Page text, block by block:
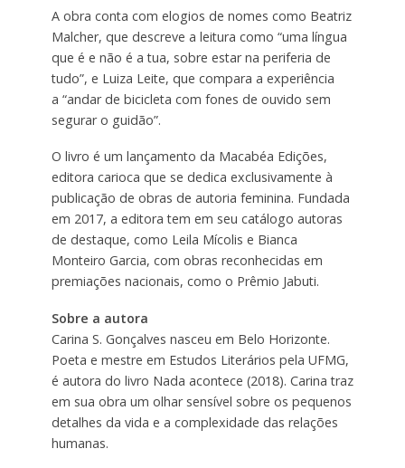
A obra conta com elogios de nomes como Beatriz
Malcher, que descreve a leitura como “uma língua
que é e não é a tua, sobre estar na periferia de
tudo”, e Luiza Leite, que compara a experiência
a “andar de bicicleta com fones de ouvido sem
segurar o guidão”.
O livro é um lançamento da Macabéa Edições,
editora carioca que se dedica exclusivamente à
publicação de obras de autoria feminina. Fundada
em 2017, a editora tem em seu catálogo autoras
de destaque, como Leila Mícolis e Bianca
Monteiro Garcia, com obras reconhecidas em
premiações nacionais, como o Prêmio Jabuti.
Sobre a autora
Carina S. Gonçalves nasceu em Belo Horizonte.
Poeta e mestre em Estudos Literários pela UFMG,
é autora do livro Nada acontece (2018). Carina traz
em sua obra um olhar sensível sobre os pequenos
detalhes da vida e a complexidade das relações
humanas.